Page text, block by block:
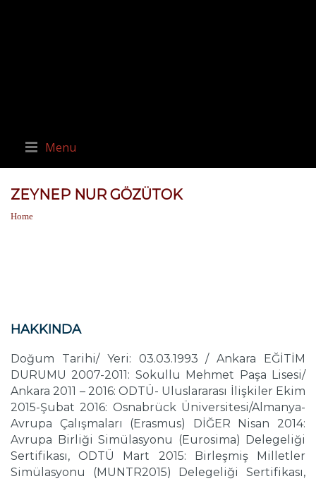
Menu
ZEYNEP NUR GÖZÜTOK
Home
HAKKINDA
Doğum Tarihi/ Yeri: 03.03.1993 / Ankara EĞİTİM
DURUMU 2007-2011: Sokullu Mehmet Paşa Lisesi/
Ankara 2011 – 2016: ODTÜ- Uluslararası İlişkiler Ekim
2015-Şubat 2016: Osnabrück Üniversitesi/Almanya-
Avrupa Çalışmaları (Erasmus) DİĞER Nisan 2014:
Avrupa Birliği Simülasyonu (Eurosima) Delegeliği
Sertifikası, ODTÜ Mart 2015: Birleşmiş Milletler
Simülasyonu (MUNTR2015) Delegeliği Sertifikası,